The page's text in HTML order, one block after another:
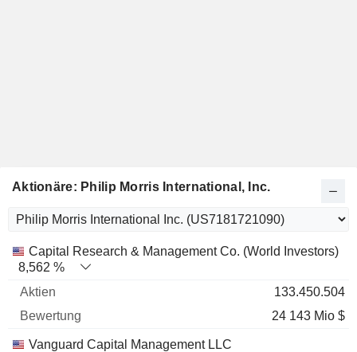
Aktionäre: Philip Morris International, Inc.
Name Aktien % Bewertung
Capital Research & Management Co. (World Investors)
8,562 %
133.450.504
24 143 Mio $
Vanguard Capital Management LLC